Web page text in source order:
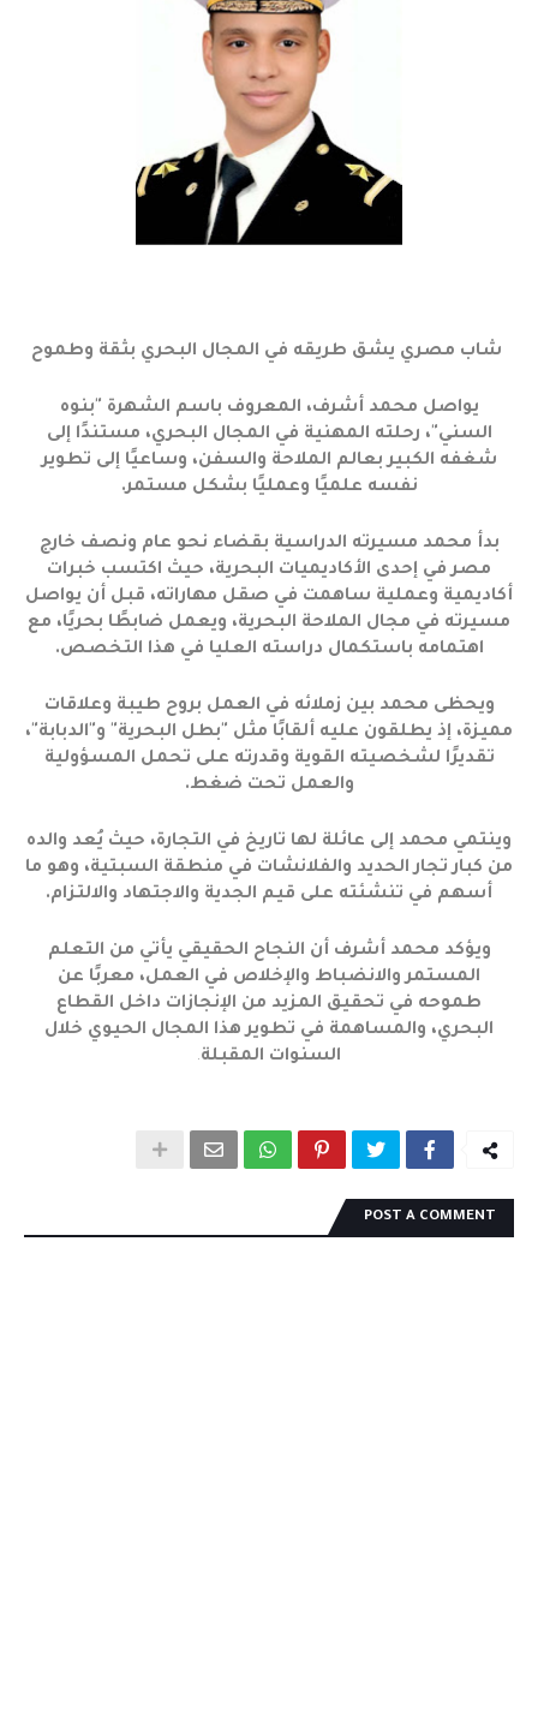
شاب مصري يشق طريقه في المجال البحري بثقة وطموح
يواصل محمد أشرف، المعروف باسم الشهرة "بنوه
السني"، رحلته المهنية في المجال البحري، مستندًا إلى
شغفه الكبير بعالم الملاحة والسفن، وساعيًا إلى تطوير
نفسه علميًا وعمليًا بشكل مستمر.
بدأ محمد مسيرته الدراسية بقضاء نحو عام ونصف خارج
مصر في إحدى الأكاديميات البحرية، حيث اكتسب خبرات
أكاديمية وعملية ساهمت في صقل مهاراته، قبل أن يواصل
مسيرته في مجال الملاحة البحرية، ويعمل ضابطًا بحريًا، مع
اهتمامه باستكمال دراسته العليا في هذا التخصص.
ويحظى محمد بين زملائه في العمل بروح طيبة وعلاقات
مميزة، إذ يطلقون عليه ألقابًا مثل "بطل البحرية" و"الدبابة"،
تقديرًا لشخصيته القوية وقدرته على تحمل المسؤولية
والعمل تحت ضغط.
وينتمي محمد إلى عائلة لها تاريخ في التجارة، حيث يُعد والده
من كبار تجار الحديد والفلانشات في منطقة السبتية، وهو ما
أسهم في تنشئته على قيم الجدية والاجتهاد والالتزام.
ويؤكد محمد أشرف أن النجاح الحقيقي يأتي من التعلم
المستمر والانضباط والإخلاص في العمل، معربًا عن
طموحه في تحقيق المزيد من الإنجازات داخل القطاع
البحري، والمساهمة في تطوير هذا المجال الحيوي خلال
السنوات المقبلة.
POST A COMMENT